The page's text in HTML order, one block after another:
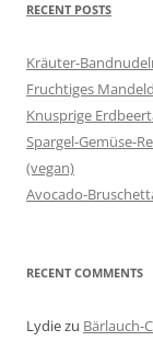
RECENT POSTS
Kräuter-
Fruchtiges
Knusprige
Spargel-Gemüse-
(vegan)
Avocado-
RECENT COMMENTS
Lydiezu Bärlauch-